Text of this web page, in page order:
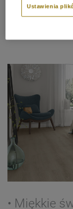
sprawdzi się
zieleni, błękitów,
• Miękkie
Ustawienia